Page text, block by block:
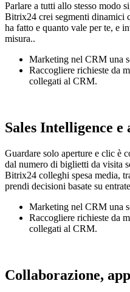
Parlare a tutti allo stesso modo
Bitrix24 crei segmenti dinamici
ha fatto e quanto vale per te, e
misura..
Marketing nel CRM una
Raccogliere richieste da
collegati al CRM.
Sales Intelligence
Guardare solo aperture e clic è
dal numero di biglietti da visita
Bitrix24 colleghi spesa media,
prendi decisioni basate su
Marketing nel CRM una
Raccogliere richieste da
collegati al CRM.
Collaborazione,